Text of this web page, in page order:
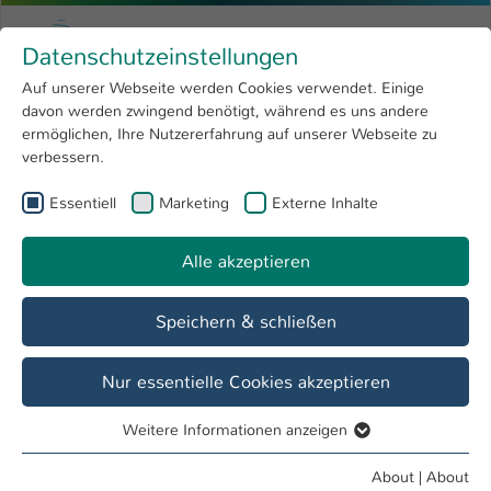
Menu
Research 4
Open submenu
University
International
Skip to main content
University of Applied Sciences
You are here:
Labore
Fachbereich
Overview Studieninteressierte Studierende
Labor H 1.082 - P3E - Büro-/Laborbereich
Ausstattung
Prozesskälte
Datenschutzeinstellungen
Auf unserer Webseite werden Cookies verwendet. Einige
davon werden zwingend benötigt, während es uns andere
ermöglichen, Ihre Nutzererfahrung auf unserer Webseite zu
verbessern.
Essentiell Marketing Externe Inhalte
Alle akzeptieren
Speichern & schließen
Nur essentielle Cookies akzeptieren
Essentielle Cookies werden für grundlegende Funktionen
Weitere Informationen anzeigen
About | About